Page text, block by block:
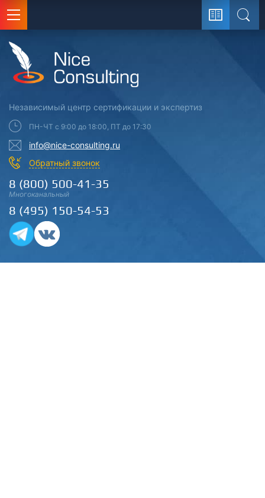
Независимый центр сертификации и экспертиз
ПН-ЧТ с 9:00 до 18:00, ПТ до 17:30
info@nice-consulting.ru
Обратный звонок
8 (800) 500-41-35
Многоканальный
8 (495) 150-54-53